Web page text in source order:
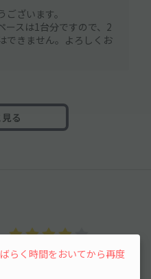
ざいます。
ースは1台分ですので、2
できません。よろしくお
る
らく時間をおいてから再度